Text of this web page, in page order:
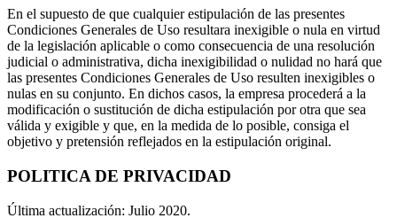
En el supuesto de que cualquier estipulación de las presentes
Condiciones Generales de Uso resultara inexigible o nula en virtud
de la legislación aplicable o como consecuencia de una resolución
judicial o administrativa, dicha inexigibilidad o nulidad no hará que
las presentes Condiciones Generales de Uso resulten inexigibles o
nulas en su conjunto. En dichos casos, la empresa procederá a la
modificación o sustitución de dicha estipulación por otra que sea
válida y exigible y que, en la medida de lo posible, consiga el
objetivo y pretensión reflejados en la estipulación original.
POLITICA DE PRIVACIDAD
Última actualización: Julio 2020.